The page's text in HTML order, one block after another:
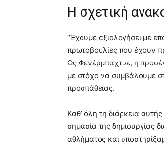
Η σχετική
“Έχουμε αξιολογήσει με
πρωτοβουλίες που έχουν
Ως Φενέρμπαχτσε, η
με στόχο να συμβάλουμε
προσπάθειας.
Καθ’ όλη τη διάρκεια
σημασία της δημιουργίας
αθλήματος και